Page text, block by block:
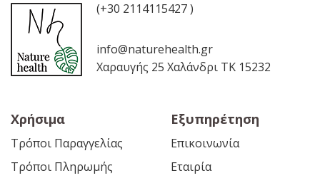
(+30 2114115427 )
info@naturehealth.gr
Χαραυγής 25 Χαλάνδρι ΤΚ 15232
Χρήσιμα
Τρόποι Παραγγελίας
Τρόποι Πληρωμής
Εξυπηρέτηση
Επικοινωνία
Εταιρία